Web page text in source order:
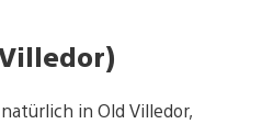
in Old Villedor,